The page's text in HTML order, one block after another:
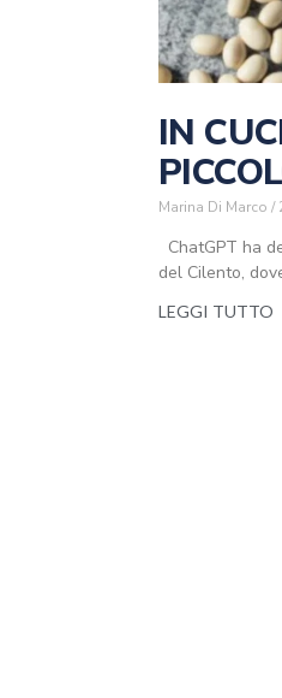
IN
Marina Di Marco
ChatGPT ha
del Cilento,
LEGGI TUTTO